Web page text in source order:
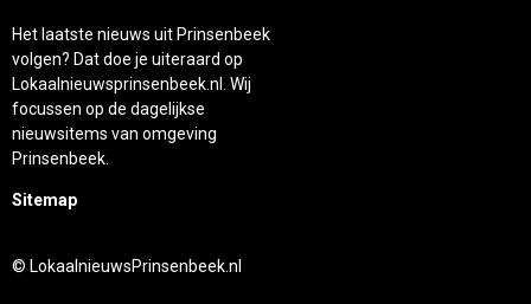
Het laatste nieuws uit Prinsenbeek
volgen? Dat doe je uiteraard op
Lokaalnieuwsprinsenbeek.nl. Wij
focussen op de dagelijkse
nieuwsitems van omgeving
Prinsenbeek.
Sitemap
© LokaalnieuwsPrinsenbeek.nl